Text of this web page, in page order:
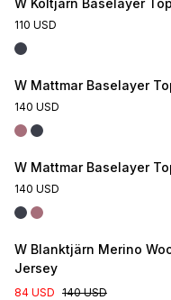
W Koltjärn Baselayer Top
110 USD
W Mattmar Baselayer
140 USD
W Mattmar Baselayer
140 USD
W Blanktjärn Merino
Jersey
84 USD 140 USD